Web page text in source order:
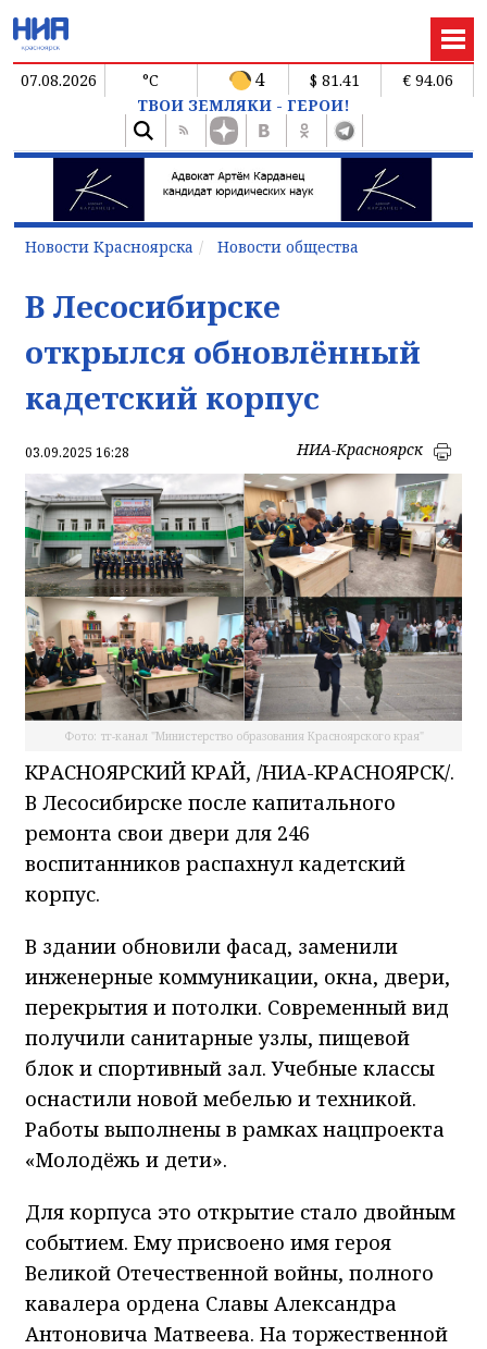
07.08.2026 °C 4 $ 81.41
€ 94.06
ТВОИ ЗЕМЛЯКИ - ГЕРОИ!
Новости Красноярска Новости общества
В Лесосибирске
открылся обновлённый
кадетский корпус
03.09.2025 16:28 НИА-Красноярск
Фото: тг-канал "Министерство образования Красноярского края"
КРАСНОЯРСКИЙ КРАЙ, /НИА-КРАСНОЯРСК/.
В Лесосибирске после капитального
ремонта свои двери для 246
воспитанников распахнул кадетский
корпус.
В здании обновили фасад, заменили
инженерные коммуникации, окна, двери,
перекрытия и потолки. Современный вид
получили санитарные узлы, пищевой
блок и спортивный зал. Учебные классы
оснастили новой мебелью и техникой.
Работы выполнены в рамках нацпроекта
«Молодёжь и дети».
Для корпуса это открытие стало двойным
событием. Ему присвоено имя героя
Великой Отечественной войны, полного
кавалера ордена Славы Александра
Антоновича Матвеева. На торжественной